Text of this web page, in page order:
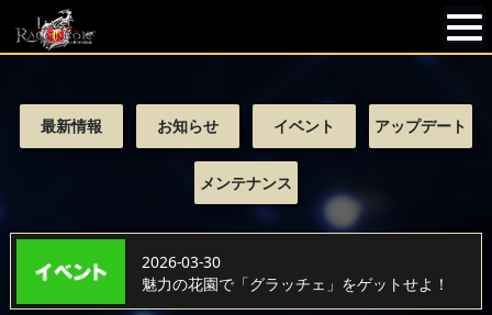
最新情報 お知らせ イベント アップデート
メンテナンス
2026-03-30
魅力の花園で「グラッチェ」をゲットせよ！